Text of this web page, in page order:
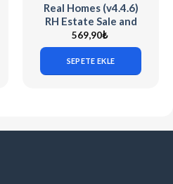
Real Homes (v4.4.6)
RH Estate Sale and
Rental WordPress
Theme
569,90₺
SEPETE EKLE